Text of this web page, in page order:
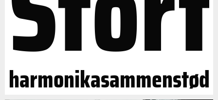
harmonikasammenstød